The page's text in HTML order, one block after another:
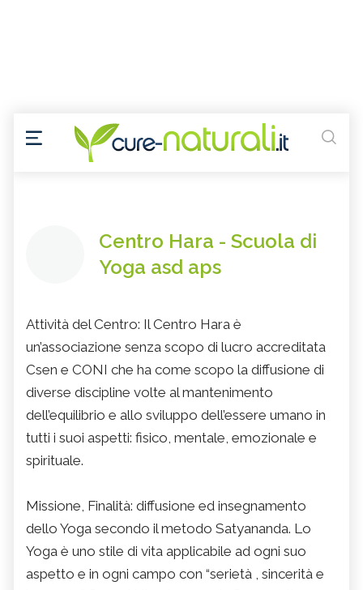
Centro Hara - Scuola di
Yoga asd aps
Attività del Centro: Il Centro Hara è
un’associazione senza scopo di lucro accreditata
Csen e CONI che ha come scopo la diffusione di
diverse discipline volte al mantenimento
dell’equilibrio e allo sviluppo dell’essere umano in
tutti i suoi aspetti: fisico, mentale, emozionale e
spirituale.
Missione, Finalità: diffusione ed insegnamento
dello Yoga secondo il metodo Satyananda. Lo
Yoga è uno stile di vita applicabile ad ogni suo
aspetto e in ogni campo con “serietà , sincerità e